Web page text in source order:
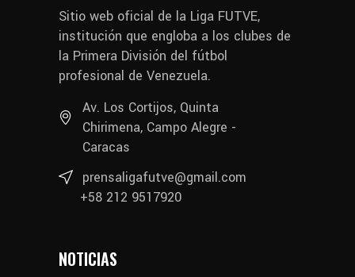
Sitio web oficial de la Liga FUTVE,
institución que engloba a los clubes de
la Primera División del fútbol
profesional de Venezuela.
Av. Los Cortijos, Quinta
Chirimena, Campo Alegre -
Caracas
prensaligafutve@gmail.com
+58 212 9517920
NOTICIAS